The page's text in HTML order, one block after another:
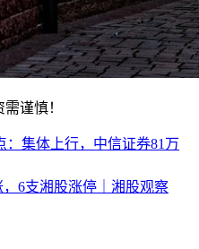
谨慎！
：集体上行，中信证券81万
6支湘股涨停｜湘股观察